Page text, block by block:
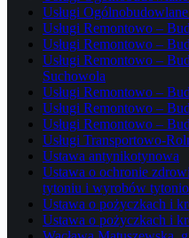
Usługi
Usługi Remontowo –
Usługi Remontowo –
Usługi Remontowo –
Suchowola
Usługi Remontowo –
Usługi Remontowo –
Usługi Remontowo –
Usługi Transportowo-
Ustawa antynikotynowa
Ustawa o ochronie
tytoniu i wyrobów
Ustawa o pożyczkach i
Ustawa o pożyczkach i